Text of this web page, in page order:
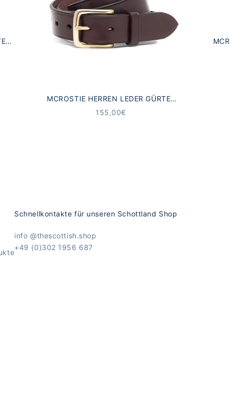
MCROSTIE HERREN LEDER GÜRTEL
GLENAVON BRAUN
ANGEBOT
155,00€
Schnellkontakte für unseren Schottland Shop
info @thescottish.shop
+49 (0)302 1956 687